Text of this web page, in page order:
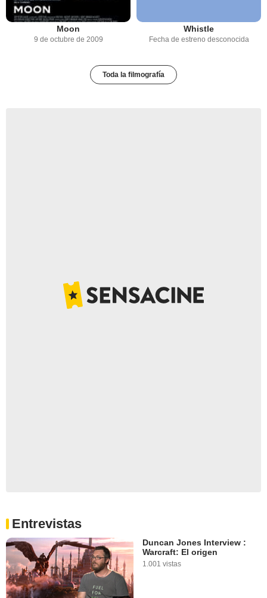
Moon
9 de octubre de 2009
Whistle
Fecha de estreno desconocida
Toda la filmografía
Entrevistas
Duncan Jones Interview :
Warcraft: El origen
1.001 vistas